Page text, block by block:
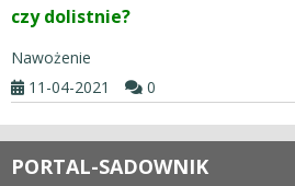
czy dolistnie?
Nawożenie
11-04-2021
0
PORTAL-SADOWNIK